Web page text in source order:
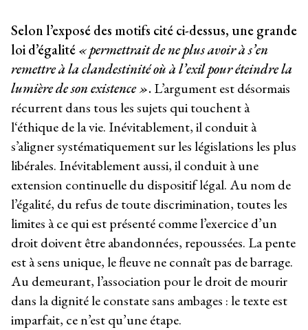
Selon l’exposé des motifs cité ci-dessus, une grande
loi d’égalité« permettrait de ne plus avoir à s’en
remettre à la clandestinité où à l’exil pour éteindre la
lumière de son existence ». L’argument est désormais
récurrent dans tous les sujets qui touchent à
l‘éthique de la vie. Inévitablement, il conduit à
s’aligner systématiquement sur les législations les plus
libérales. Inévitablement aussi, il conduit à une
extension continuelle du dispositif légal. Au nom de
l’égalité, du refus de toute discrimination, toutes les
limites à ce qui est présenté comme l’exercice d’un
droit doivent être abandonnées, repoussées. La pente
est à sens unique, le fleuve ne connaît pas de barrage.
Au demeurant, l’association pour le droit de mourir
dans la dignité le constate sans ambages : le texte est
imparfait, ce n’est qu’une étape.